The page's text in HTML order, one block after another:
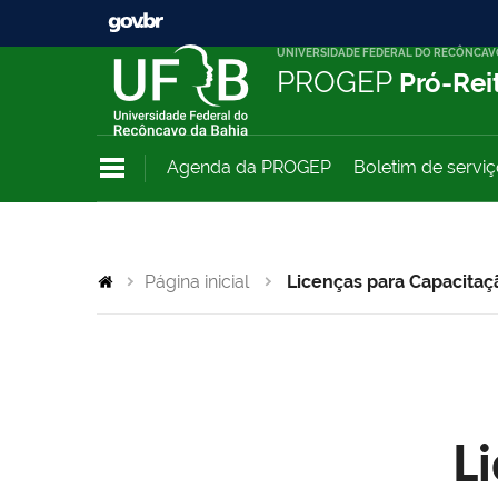
UNIVERSIDADE FEDERAL DO
PROGEP Pró-
Agenda da PROGEP Boletim de
Página inicial Licenças para